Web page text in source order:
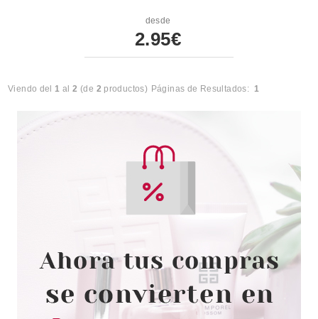
desde
2.95€
Viendo del1 al2 (de 2 productos) Páginas de Resultados: 1